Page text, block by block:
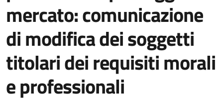
mercato: comunicazione
di modifica dei soggetti
titolari dei requisiti morali
e professionali